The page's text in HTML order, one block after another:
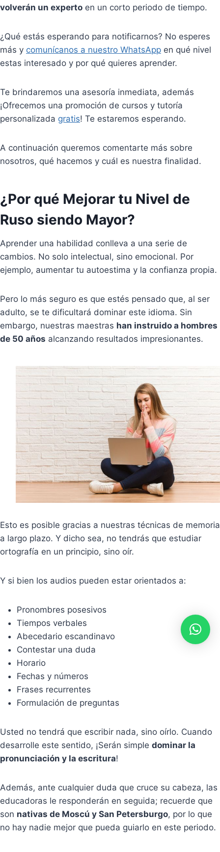
volverán un experto en un corto periodo de tiempo.
¿Qué estás esperando para notificarnos? No esperes
más y comunícanos a nuestro WhatsApp en qué nivel
estas interesado y por qué quieres aprender.
Te brindaremos una asesoría inmediata, además
¡Ofrecemos una promoción de cursos y tutoría
personalizada gratis! Te estaremos esperando.
A continuación queremos comentarte más sobre
nosotros, qué hacemos y cuál es nuestra finalidad.
¿Por qué Mejorar tu Nivel de
Ruso siendo Mayor?
Aprender una habilidad conlleva a una serie de
cambios. No solo intelectual, sino emocional. Por
ejemplo, aumentar tu autoestima y la confianza propia.
Pero lo más seguro es que estés pensado que, al ser
adulto, se te dificultará dominar este idioma. Sin
embargo, nuestras maestras han instruido a hombres
de 50 años alcanzando resultados impresionantes.
Esto es posible gracias a nuestras técnicas de memoria
a largo plazo. Y dicho sea, no tendrás que estudiar
ortografía en un principio, sino oír.
Y si bien los audios pueden estar orientados a:
Pronombres posesivos
Tiempos verbales
Abecedario escandinavo
Contestar una duda
Horario
Fechas y números
Frases recurrentes
Formulación de preguntas
Usted no tendrá que escribir nada, sino oírlo. Cuando
desarrolle este sentido, ¡Serán simple dominar la
pronunciación y la escritura!
Además, ante cualquier duda que cruce su cabeza, las
educadoras le responderán en seguida; recuerde que
son nativas de Moscú y San Petersburgo, por lo que
no hay nadie mejor que pueda guiarlo en este periodo.